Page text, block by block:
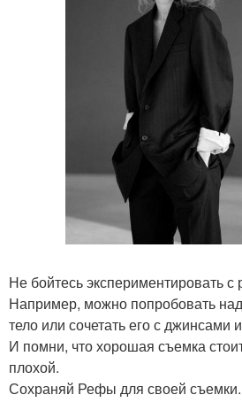
Не бойтесь экспериментировать
Например, можно попробовать
тело или сочетать его с джинсами
И помни, что хорошая съемка
плохой.
Сохраняй Рефы для своей съемки.